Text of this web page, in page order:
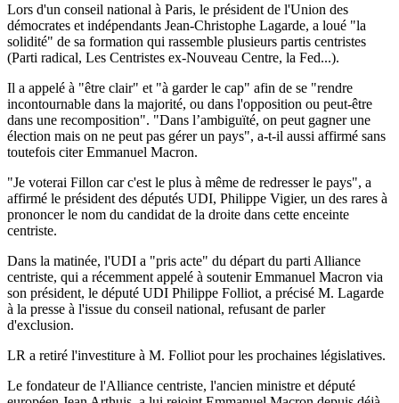
Lors d'un conseil national à Paris, le président de l'Union des
démocrates et indépendants Jean-Christophe Lagarde, a loué "la
solidité" de sa formation qui rassemble plusieurs partis centristes
(Parti radical, Les Centristes ex-Nouveau Centre, la Fed...).
Il a appelé à "être clair" et "à garder le cap" afin de se "rendre
incontournable dans la majorité, ou dans l'opposition ou peut-être
dans une recomposition". "Dans l’ambiguïté, on peut gagner une
élection mais on ne peut pas gérer un pays", a-t-il aussi affirmé sans
toutefois citer Emmanuel Macron.
"Je voterai Fillon car c'est le plus à même de redresser le pays", a
affirmé le président des députés UDI, Philippe Vigier, un des rares à
prononcer le nom du candidat de la droite dans cette enceinte
centriste.
Dans la matinée, l'UDI a "pris acte" du départ du parti Alliance
centriste, qui a récemment appelé à soutenir Emmanuel Macron via
son président, le député UDI Philippe Folliot, a précisé M. Lagarde
à la presse à l'issue du conseil national, refusant de parler
d'exclusion.
LR a retiré l'investiture à M. Folliot pour les prochaines législatives.
Le fondateur de l'Alliance centriste, l'ancien ministre et député